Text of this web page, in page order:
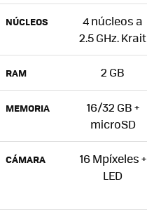
NÚCLEOS
4 núcleos a
2.5 GHz. Krait
RAM 2 GB
MEMORIA
16/32 GB +
microSD
CÁMARA
16 Mpíxeles +
LED